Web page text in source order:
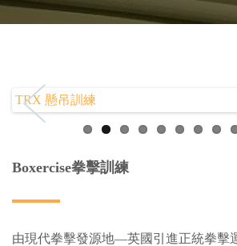
®
TRX 懸吊訓練
®
Boxercise拳擊訓練
由現代拳擊發源地—英國引進正統拳擊